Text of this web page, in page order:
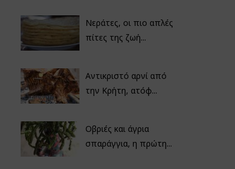
Νεράτες, οι πιο απλές
πίτες της ζωή...
Αντικριστό αρνί από
την Κρήτη, ατόφ...
Οβριές και άγρια
σπαράγγια, η πρώτη...